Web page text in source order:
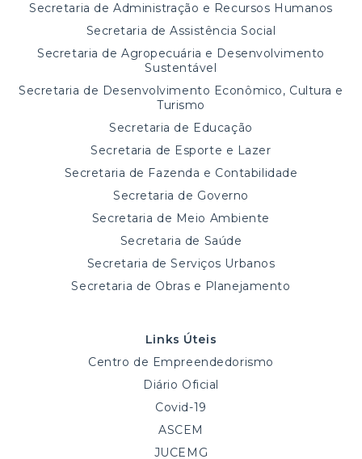
Secretaria de Administração e Recursos Humanos
Secretaria de Assistência Social
Secretaria de Agropecuária e Desenvolvimento
Sustentável
Secretaria de Desenvolvimento Econômico, Cultura e
Turismo
Secretaria de Educação
Secretaria de Esporte e Lazer
Secretaria de Fazenda e Contabilidade
Secretaria de Governo
Secretaria de Meio Ambiente
Secretaria de Saúde
Secretaria de Serviços Urbanos
Secretaria de Obras e Planejamento
Links Úteis
Centro de Empreendedorismo
Diário Oficial
Covid-19
ASCEM
JUCEMG